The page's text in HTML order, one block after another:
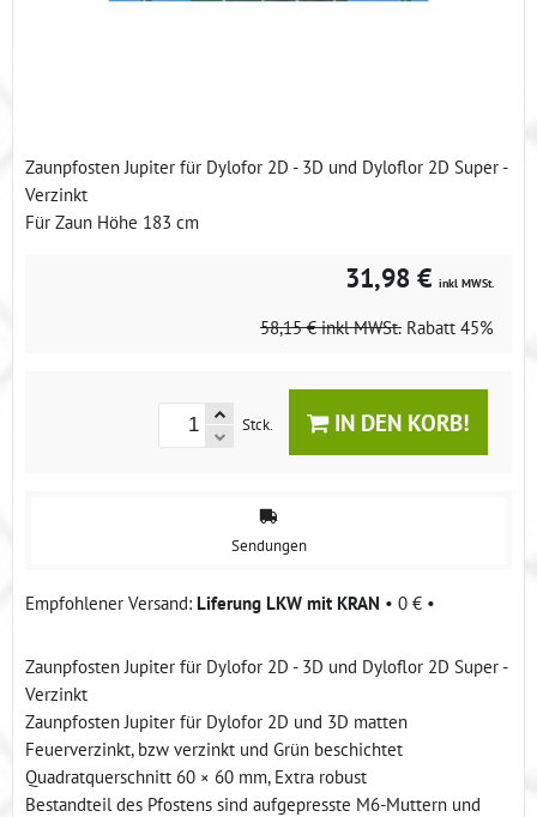
Zaunpfosten Jupiter für Dylofor 2D - 3D und Dyloflor 2D Super -
Verzinkt
Für Zaun Höhe 183 cm
31,98 € inkl MWSt.
58,15 € inkl MWSt. Rabatt 45%
Stck. IN DEN KORB!
Sendungen
Liferung LKW mit KRAN • 0 € •
Zaunpfosten Jupiter für Dylofor 2D - 3D und Dyloflor 2D Super -
Verzinkt
Zaunpfosten Jupiter für Dylofor 2D und 3D matten
Feuerverzinkt, bzw verzinkt und Grün beschichtet
Quadratquerschnitt 60 × 60 mm, Extra robust
Bestandteil des Pfostens sind aufgepresste M6-Muttern und